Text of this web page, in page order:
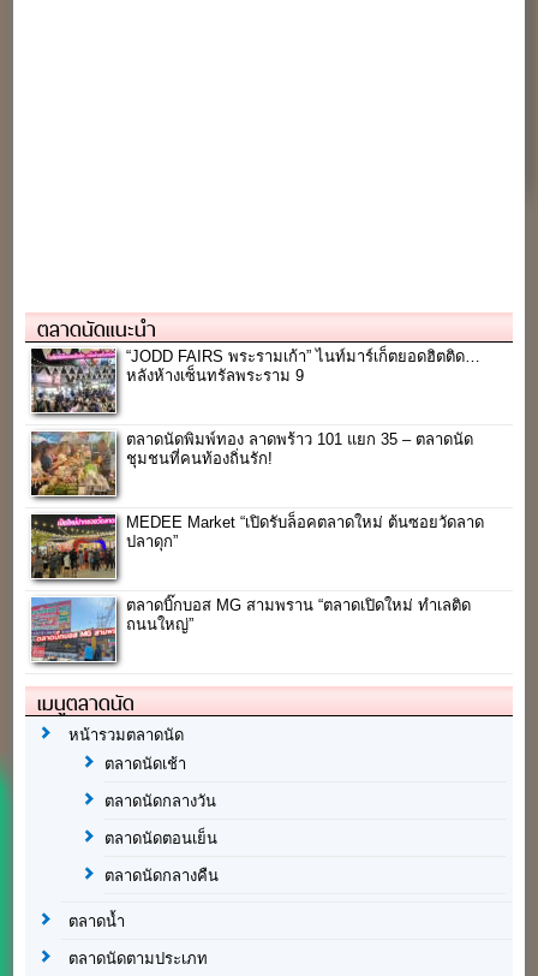
ตลาดนัดแนะนำ
“JODD FAIRS พระรามเก้า” ไนท์มาร์เก็ตยอดฮิตติด…
หลังห้างเซ็นทรัลพระราม 9
ตลาดนัดพิมพ์ทอง ลาดพร้าว 101 แยก 35 – ตลาดนัด
ชุมชนที่คนท้องถิ่นรัก!
MEDEE Market “เปิดรับล็อคตลาดใหม่ ต้นซอยวัดลาด
ปลาดุก”
ตลาดบิ๊กบอส MG สามพราน “ตลาดเปิดใหม่ ทำเลติด
ถนนใหญ่”
เมนูตลาดนัด
หน้ารวมตลาดนัด
ตลาดนัดเช้า
ตลาดนัดกลางวัน
ตลาดนัดตอนเย็น
ตลาดนัดกลางคืน
ตลาดน้ำ
ตลาดนัดตามประเภท